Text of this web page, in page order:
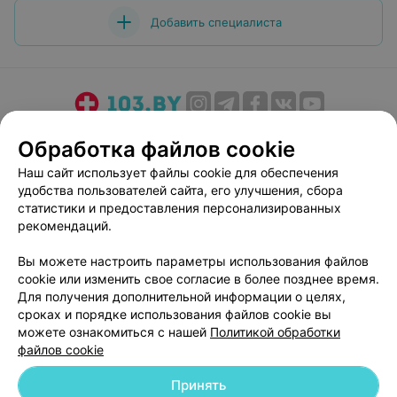
Добавить специалиста
Медицинский маркетинг
Публичный договор
Пользовательское соглашение
Способы оплаты
Вакансии
Партнеры
Написать руководителю 103.by
Персональные настройки cookie
Обработка персональных данных
Обработка файлов cookie
Наш сайт использует файлы cookie для обеспечения
удобства пользователей сайта, его улучшения, сбора
статистики и предоставления персонализированных
рекомендаций.
Вы можете настроить параметры использования файлов
cookie или изменить свое согласие в более позднее время.
Для получения дополнительной информации о целях,
сроках и порядке использования файлов cookie вы
можете ознакомиться с нашей Политикой обработки
файлов cookie
Принять